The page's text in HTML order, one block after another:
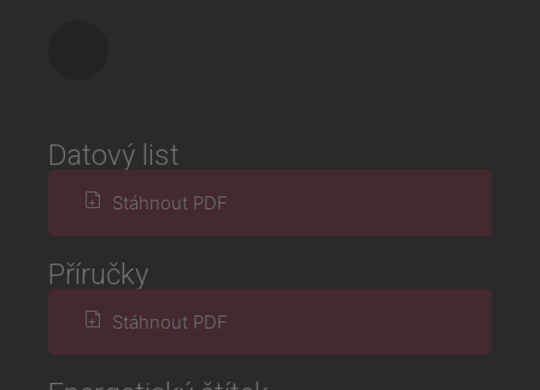
Datový list
Stáhnout PDF
Příručky
Stáhnout PDF